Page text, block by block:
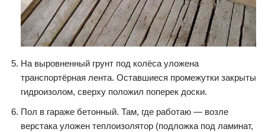
На выровненный грунт под колёса уложена
транспортёрная лента. Оставшиеся промежутки закрыты
гидроизолом, сверху положил поперек доски.
Пол в гараже бетонный. Там, где работаю — возле
верстака уложен теплоизолятор (подложка под ламинат,